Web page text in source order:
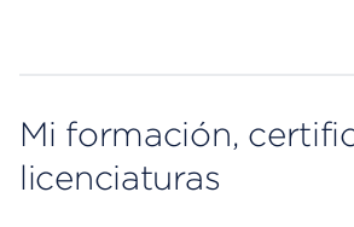
Mi formación,
licenciaturas